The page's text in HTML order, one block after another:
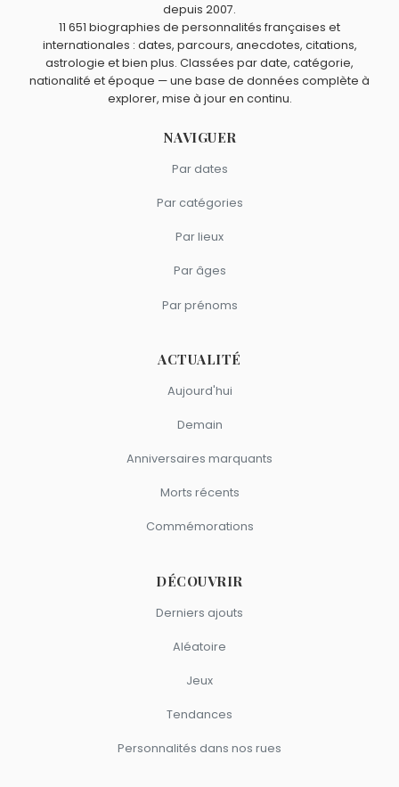
depuis 2007.
11 651 biographies de personnalités françaises et
internationales : dates, parcours, anecdotes, citations,
astrologie et bien plus. Classées par date, catégorie,
nationalité et époque — une base de données complète à
explorer, mise à jour en continu.
NAVIGUER
Par dates
Par catégories
Par lieux
Par âges
Par prénoms
ACTUALITÉ
Aujourd'hui
Demain
Anniversaires marquants
Morts récents
Commémorations
DÉCOUVRIR
Derniers ajouts
Aléatoire
Jeux
Tendances
Personnalités dans nos rues